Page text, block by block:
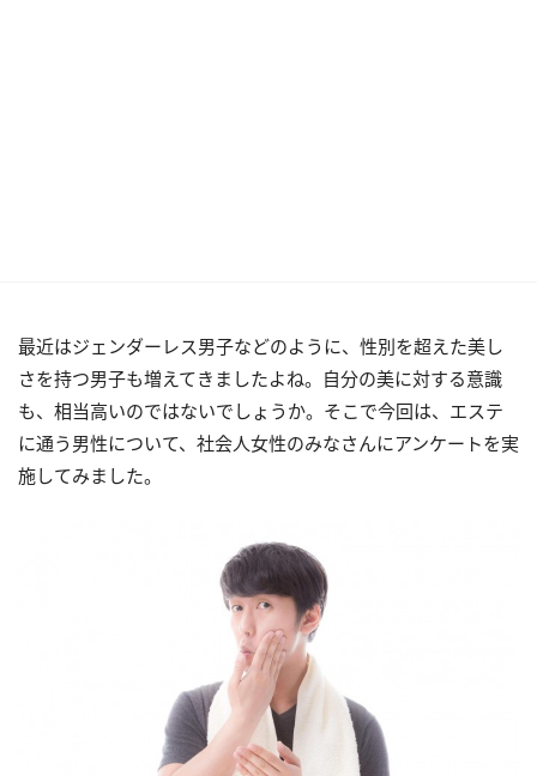
最近はジェンダーレス男子などのように、性別を超えた美し
さを持つ男子も増えてきましたよね。自分の美に対する意識
も、相当高いのではないでしょうか。そこで今回は、エステ
に通う男性について、社会人女性のみなさんにアンケートを実
施してみました。